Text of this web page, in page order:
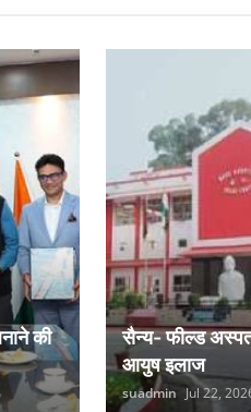
की
सैन्य- फील्ड
आयुष इलाज
suadmin Jul 22,